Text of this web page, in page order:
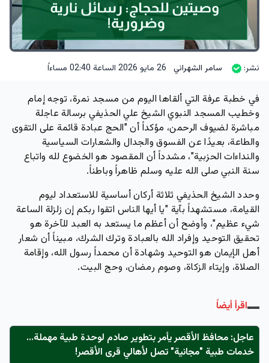
نشر: سامر الشهراني 26 مايو 2026 الساعة 02:40 مساءاً
في خطبة عرفة التي ألقاها اليوم من مسجد نمرة، توجه إمام
وخطيب المسجد النبوي الشيخ علي الحذيفي برسالة عاجلة
مباشرة لضيوف الرحمن، مؤكداً أن "الحج عبادة قائمة على التقوى
والطاعة، بعيدًا عن الفسوق والجدال والشعارات السياسية
والنداءات الحزبية"، مشدداً أن المقصود هو الخضوع لله واتباع
سنة النبي صلى الله عليه وسلم ظاهراً وباطناً.
وحدد الشيخ الحذيفي ثلاثة أركان أساسية للاستعداد ليوم
القيامة، مستشهداً بآية "يا أيها الناس اتقوا ربكم إن زلزلة الساعة
شيء عظيم"، وأوضح أن أعظم ما يستعد به العبد للآخرة هو
تحقيق التوحيد وإفراد الله بالعبادة وترك الشرك، مبيناً أن شعار
أهل الإيمان هو التوحيد وشهادة أن محمداً رسول الله، وإقامة
الصلاة، وإيتاء الزكاة، وصوم رمضان، وحج البيت.
اقرأ أيضاً
عاجل: محافظ الأقصر يأمر بتطوير صادم لوحدة طبية مهملة...
خدمات طبية "مجانية" تصل لأهالي قرى الأقصر!